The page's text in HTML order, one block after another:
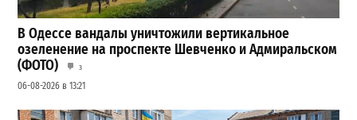
В Одессе вандалы уничтожили вертикальное
озеленение на проспекте Шевченко и Адмиральском
(ФОТО)
3
06-08-2026 в 13:21